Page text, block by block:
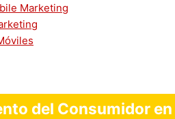
Marketing
del Consumidor en